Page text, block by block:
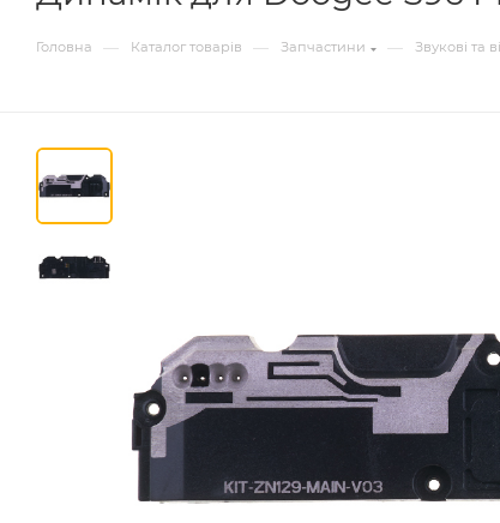
Головна — Каталог товарів — Запчастини — Звукові та